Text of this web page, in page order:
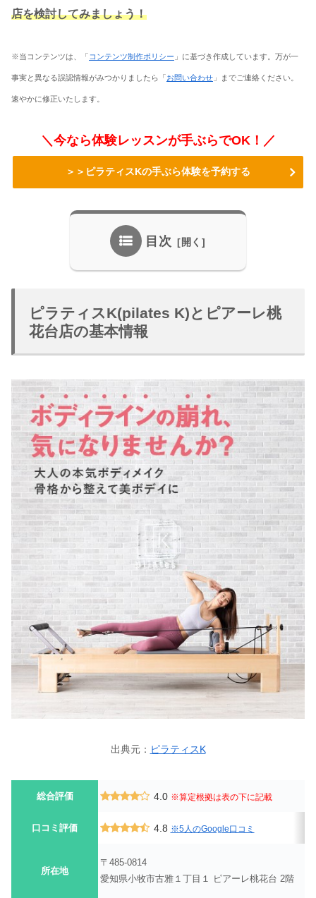
店を検討してみましょう！
※当コンテンツは、「 コンテンツ制作ポリシー 」に基づき作成しています。万が一
事実と異なる誤認情報がみつかりましたら「お問い合わせ 」までご連絡ください。
速やかに修正いたします。
＼今なら体験レッスンが手ぶらでOK！／
＞＞ピラティスKの手ぶら体験を予約する
目次
ピラティスK(pilates K)とピアーレ桃
花台店の基本情報
出典元： ピラティスK
総合評価 4.0 ※算定根拠は表の下に記載
口コミ評価 4.8 ※5人のGoogle口コミ
所在地
〒485-0814
愛知県小牧市古雅１丁目１ ピアーレ桃花台 2階